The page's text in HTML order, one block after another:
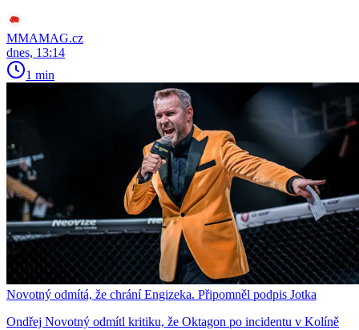
MMAMAG.cz
dnes, 13:14
1 min
Novotný odmítá, že chrání Engizeka. Připomněl podpis Jotka
Ondřej Novotný odmítl kritiku, že Oktagon po incidentu v Kolíně